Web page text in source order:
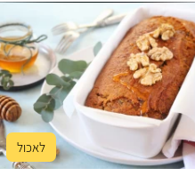
מדהים כמה קל להכין תפוחי
עץ אפויים שיקשטו כל שולחן
וימתיקו כל חג.
קל 55 דקות
אינגליש קייק